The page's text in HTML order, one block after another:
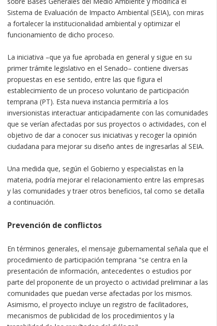
Sistema de Evaluación de Impacto Ambiental (SEIA), con miras
a fortalecer la institucionalidad ambiental y optimizar el
funcionamiento de dicho proceso.
La iniciativa –que ya fue aprobada en general y sigue en su
primer trámite legislativo en el Senado– contiene diversas
propuestas en ese sentido, entre las que figura el
establecimiento de un proceso voluntario de participación
temprana (PT). Esta nueva instancia permitiría a los
inversionistas interactuar anticipadamente con las comunidades
que se verían afectadas por sus proyectos o actividades, con el
objetivo de dar a conocer sus iniciativas y recoger la opinión
ciudadana para mejorar su diseño antes de ingresarlas al SEIA.
Una medida que, según el Gobierno y especialistas en la
materia, podría mejorar el relacionamiento entre las empresas
y las comunidades y traer otros beneficios, tal como se detalla
a continuación.
Prevención de conflictos
En términos generales, el mensaje gubernamental señala que el
procedimiento de participación temprana "se centra en la
presentación de información, antecedentes o estudios por
parte del proponente de un proyecto o actividad preliminar a las
comunidades que puedan verse afectadas por los mismos.
Asimismo, el proyecto incluye un registro de facilitadores,
mecanismos de publicidad de los procedimientos y la